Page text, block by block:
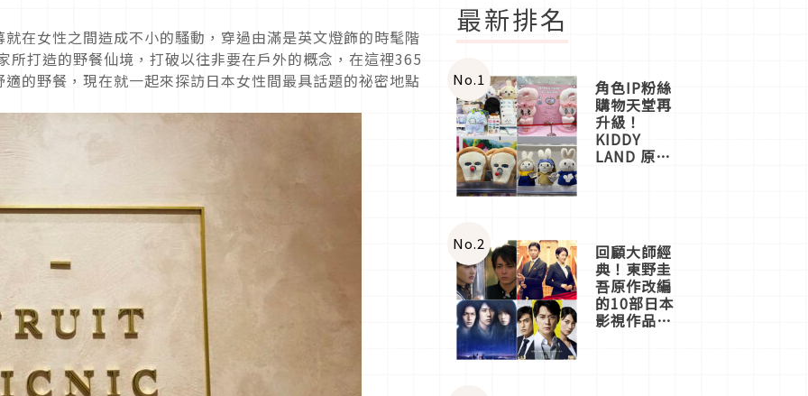
在女性之間造成不小的騷動，穿過由滿是英文燈飾的時髦階
所打造的野餐仙境，打破以往非要在戶外的概念，在這裡365
的野餐，現在就一起來探訪日本女性間最具話題的祕密地點
最新排名
No.1 角色IP粉絲
購物天堂再
升級！
KIDDY
LAND 原宿
店3分即達
No.2 回顧大師經
典！東野圭
吾原作改編
的10部日本
影視作品推